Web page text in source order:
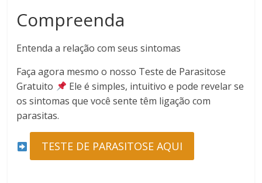
Compreenda
Entenda a relação com seus sintomas
Faça agora mesmo o nosso Teste de Parasitose
Gratuito
Ele é simples, intuitivo e pode revelar se
os sintomas que você sente têm ligação com
parasitas.
TESTE DE PARASITOSE AQUI